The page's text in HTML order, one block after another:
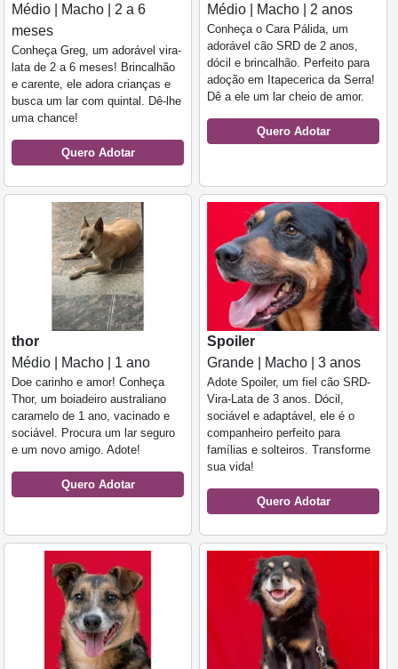
Médio | Macho | 2 a 6
meses
Conheça Greg, um adorável vira-
lata de 2 a 6 meses! Brincalhão
e carente, ele adora crianças e
busca um lar com quintal. Dê-lhe
uma chance!
Quero Adotar
Médio | Macho | 2 anos
Conheça o Cara Pálida, um
adorável cão SRD de 2 anos,
dócil e brincalhão. Perfeito para
adoção em Itapecerica da Serra!
Dê a ele um lar cheio de amor.
Quero Adotar
thor
Médio | Macho | 1 ano
Doe carinho e amor! Conheça
Thor, um boiadeiro australiano
caramelo de 1 ano, vacinado e
sociável. Procura um lar seguro
e um novo amigo. Adote!
Quero Adotar
Spoiler
Grande | Macho | 3 anos
Adote Spoiler, um fiel cão SRD-
Vira-Lata de 3 anos. Dócil,
sociável e adaptável, ele é o
companheiro perfeito para
famílias e solteiros. Transforme
sua vida!
Quero Adotar